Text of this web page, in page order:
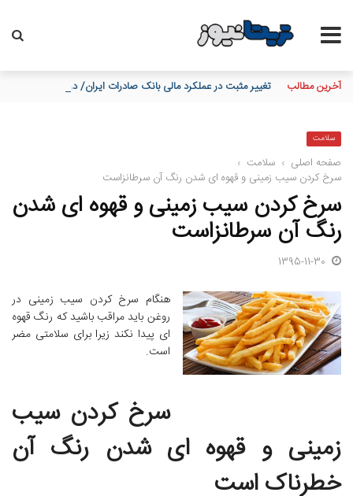
آخرین مطالب تغییر مثبت در عملکرد مالی بانک صادرات ایران/ درآمد عملیاتی 80 درصد رشد کرد
سلامت
صفحه اصلی › سلامت ›
سرخ کردن سیب زمینی و قهوه ای شدن رنگ آن سرطانزاست
سرخ کردن سیب زمینی و قهوه ای شدن
رنگ آن سرطانزاست
1395-11-30
هنگام سرخ کردن سیب زمینی در
روغن باید مراقب باشید که رنگ قهوه
ای پیدا نکند زیرا برای سلامتی مضر
است.
سرخ کردن سیب
زمینی و قهوه ای شدن رنگ آن
خطرناک است